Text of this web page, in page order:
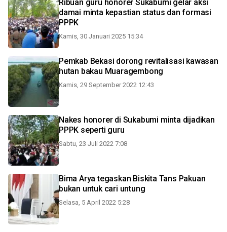
Ribuan guru honorer Sukabumi gelar aksi
damai minta kepastian status dan formasi
PPPK
Kamis, 30 Januari 2025 15:34
Pemkab Bekasi dorong revitalisasi kawasan
hutan bakau Muaragembong
Kamis, 29 September 2022 12:43
Nakes honorer di Sukabumi minta dijadikan
PPPK seperti guru
Sabtu, 23 Juli 2022 7:08
Bima Arya tegaskan Biskita Tans Pakuan
bukan untuk cari untung
Selasa, 5 April 2022 5:28